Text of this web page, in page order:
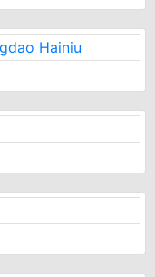
Hainiu